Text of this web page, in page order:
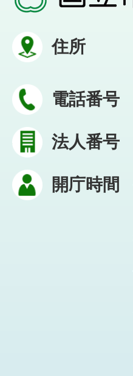
住所
電話番号
法人番号
開庁時間